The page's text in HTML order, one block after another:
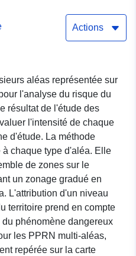
- Zone
Risque
Baudreix
des
Actions
aléas représentée sur
l'analyse du risque du
résultat de l'étude des
l'intensité de chaque
d'étude. La méthode
chaque type d'aléa. Elle
de zones sur le
un zonage gradué en
L'attribution d'un niveau
territoire prend en compte
phénomène dangereux
les PPRN multi-aléas,
repérée sur la carte